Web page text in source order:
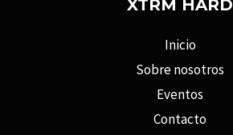
XTRM HARD
Inicio
Sobre nosotros
Eventos
Contacto